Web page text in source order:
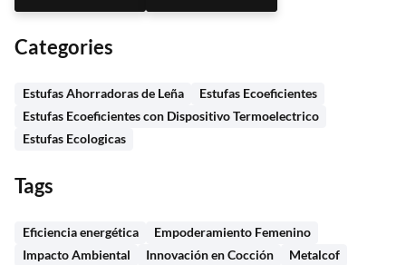
Categories
Estufas Ahorradoras de Leña
Estufas Ecoeficientes
Estufas Ecoeficientes con Dispositivo Termoelectrico
Estufas Ecologicas
Tags
Eficiencia energética
Empoderamiento Femenino
Impacto Ambiental
Innovación en Cocción
Metalcof